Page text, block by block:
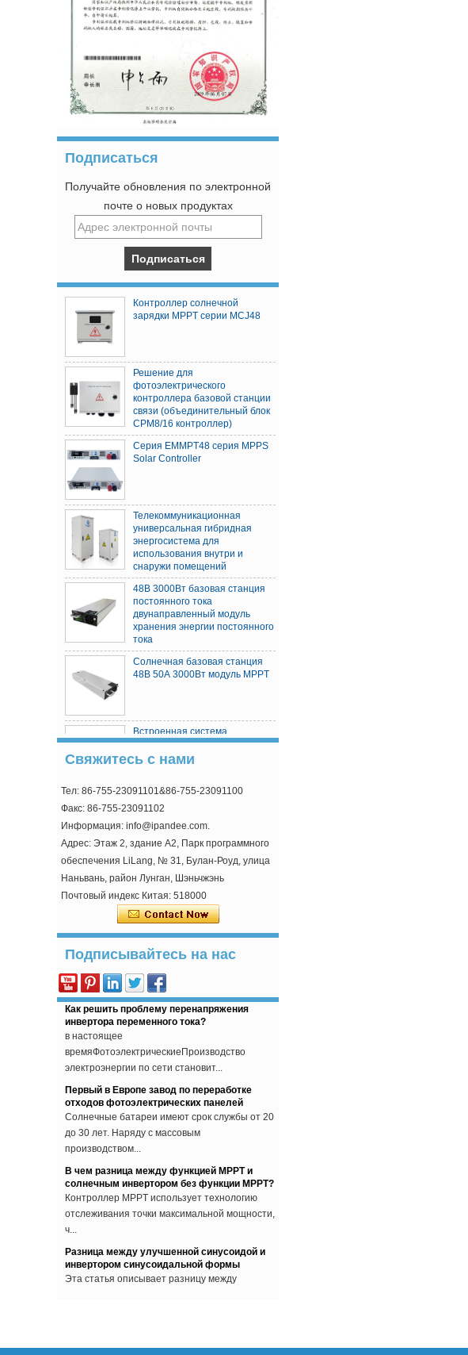
Подписаться
Получайте обновления по электронной
почте о новых продуктах
Контроллер солнечной
зарядки MPPT серии MCJ48
Решение для
фотоэлектрического
контроллера базовой станции
связи (объединительный блок
CPM8/16 контроллер)
Серия EMMPT48 серия MPPS
Solar Controller
Телекоммуникационная
универсальная гибридная
энергосистема для
использования внутри и
снаружи помещений
48В 3000Вт базовая станция
постоянного тока
двунаправленный модуль
хранения энергии постоянного
тока
Солнечная базовая станция
48В 50А 3000Вт модуль MPPT
Встроенная система
электропитания базовой
станции телекоммуникаций
Свяжитесь с нами
Тел: 86-755-23091101&86-755-23091100
Факс: 86-755-23091102
Информация: info@ipandee.com.
Адрес: Этаж 2, здание A2, Парк программного
обеспечения LiLang, № 31, Булан-Роуд, улица
Наньвань, район Лунган, Шэньчжэнь
Почтовый индекс Китая: 518000
Подписывайтесь на нас
Почему пусковое напряжение инвертора
выше минимального напряжения?
В инверторе, подключенном к
фотоэлектрической сети, странным является
один парам...
Как решить проблему перенапряжения
инвертора переменного тока?
в настоящее
времяФотоэлектрическиеПроизводство
электроэнергии по сети становит...
Первый в Европе завод по переработке
отходов фотоэлектрических панелей
Солнечные батареи имеют срок службы от 20
до 30 лет. Наряду с массовым
производством...
В чем разница между функцией MPPT и
солнечным инвертором без функции MPPT?
Контроллер MPPT использует технологию
отслеживания точки максимальной мощности,
ч...
инвертором синусоидальной формы
Эта статья описывает разницу между
улучшенной синусоидой и инвертором